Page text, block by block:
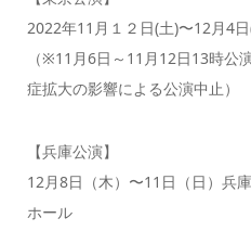
2022年11月１２日(土)〜12月4
（※11月6日～11月12日13時公
症拡大の影響による公演中止）
【兵庫公演】
12月8日（木）〜11日（日）兵
ホール